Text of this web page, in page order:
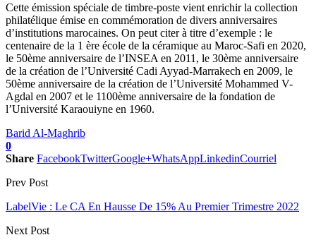
Cette émission spéciale de timbre-poste vient enrichir la collection
philatélique émise en commémoration de divers anniversaires
d’institutions marocaines. On peut citer à titre d’exemple : le
centenaire de la 1 ère école de la céramique au Maroc-Safi en 2020,
le 50ème anniversaire de l’INSEA en 2011, le 30ème anniversaire
de la création de l’Université Cadi Ayyad-Marrakech en 2009, le
50ème anniversaire de la création de l’Université Mohammed V-
Agdal en 2007 et le 1100ème anniversaire de la fondation de
l’Université Karaouiyne en 1960.
Barid Al-Maghrib
0
Share FacebookTwitterGoogle+WhatsAppLinkedinCourriel
Prev Post
LabelVie : Le CA En Hausse De 15% Au Premier Trimestre 2022
Next Post